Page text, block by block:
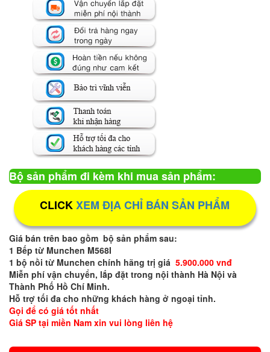
Bộ sản phẩm đi kèm khi mua sản phẩm:
CLICKXEM ĐỊA CHỈ BÁN SẢN PHẨM
Giá bán trên bao gồm bộ sản phẩm sau:
1 Bếp từ Munchen M568I
1 bộ nồi từ Munchen chính hãng trị giá 5.900.000 vnđ
Miễn phí vận chuyển, lắp đặt trong nội thành Hà Nội và
Thành Phố Hồ Chí Minh.
Hỗ trợ tối đa cho những khách hàng ở ngoại tỉnh.
Gọi để có giá tốt nhất
Giá SP tại miền Nam xin vui lòng liên hệ